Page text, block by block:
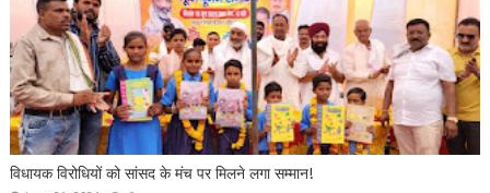
विधायक विरोधियों को सांसद के मंच पर मिलने लगा सम्मान!